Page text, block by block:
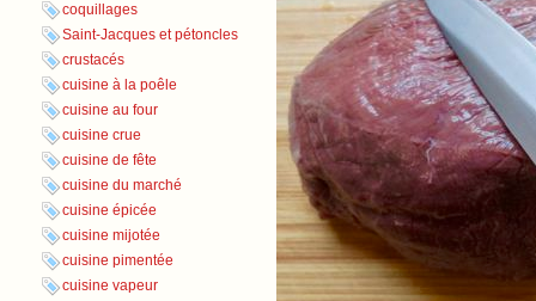
coquillages
Saint-Jacques et pétoncles
crustacés
cuisine à la poêle
cuisine au four
cuisine crue
cuisine de fête
cuisine du marché
cuisine épicée
cuisine mijotée
cuisine pimentée
cuisine vapeur